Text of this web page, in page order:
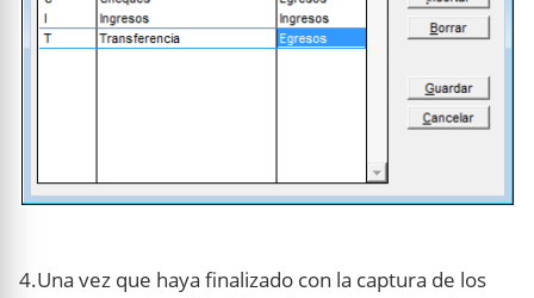
4.Una vez que haya finalizado con la captura de los